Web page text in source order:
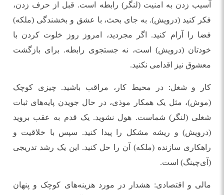
آسیب زدن به امنیت (لنگر) رابطه است. قبل از حرف زدن،
فکر کنید (درویش). به جای بحث، با عشق و بخشندگی (ملکه)
فضا را آرام کنید. اگر مجردید، امروز روز خلوت کردن با
خودتان (درویش) است، نه جستجوی رابطه. برای بازگشت
معشوق نیز اقدامی نکنید.
کار و شغل: در محیط کار، مراقب باشید. چیزی کوچک
(موش)، مثل یک همکار موذی، در حال جویدن پایه‌های ثبات
شغلی (لنگر) شماست. هول نشوید. یک قدم به عقب بروید
(درویش) و ریشه مشکل را پیدا کنید. سپس با خلاقیت و
راهکاری سازنده (ملکه) آن را حل کنید. این یک رشد تدریجی
(آی‌چینگ) است.
مالی و اقتصادی: هشدار در مورد هزینه‌های کوچک و پنهان